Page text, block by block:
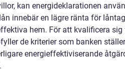
kan energideklarationen
innebär en lägre ränta för
hem. För att kvalificera
de kriterier som banken
energieffektiviserande